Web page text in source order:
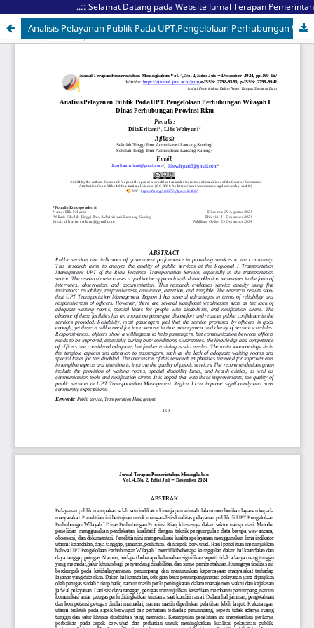
..:: Selamat Datang pada Website Jurnal Terapan
Analisis Pelayanan Publik Pada UPT.Pengelolaan Perhubungan Wilayah I Dinas Perhubungan Provinsi Riau